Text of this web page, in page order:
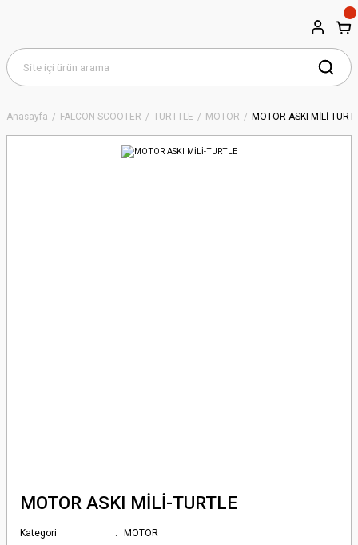
Anasayfa FALCON SCOOTER TURTTLE MOTOR MOTOR ASKI MİLİ-
MOTOR ASKI MİLİ-TURTLE
Kategori
MOTOR